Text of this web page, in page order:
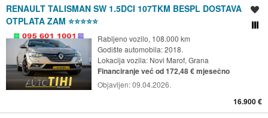
RENAULT TALISMAN SW 1.5DCI 107TKM BESPL DOSTAVA
OTPLATA ZAM ⭐⭐⭐⭐⭐
Rabljeno vozilo, 108.000 km
Godište automobila: 2018.
Lokacija vozila: Novi Marof, Grana
Financiranje već od 172,48 € mjesečno
Objavljen:09.04.2026.
16.900 €